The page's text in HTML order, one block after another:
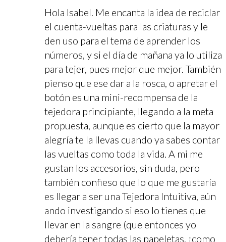
Hola Isabel. Me encanta la idea de reciclar
el cuenta-vueltas para las criaturas y le
den uso para el tema de aprender los
números, y si el día de mañana ya lo utiliza
para tejer, pues mejor que mejor. También
pienso que ese dar a la rosca, o apretar el
botón es una mini-recompensa de la
tejedora principiante, llegando a la meta
propuesta, aunque es cierto que la mayor
alegría te la llevas cuando ya sabes contar
las vueltas como toda la vida. A mi me
gustan los accesorios, sin duda, pero
también confieso que lo que me gustaría
es llegar a ser una Tejedora Intuitiva, aún
ando investigando si eso lo tienes que
llevar en la sangre (que entonces yo
debería tener todas las papeletas, ¡como